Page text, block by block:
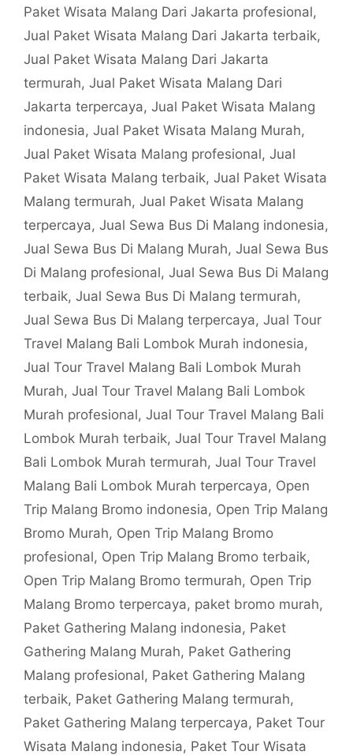
Paket Wisata Malang Dari Jakarta profesional,
Jual Paket Wisata Malang Dari Jakarta terbaik,
Jual Paket Wisata Malang Dari Jakarta
termurah, Jual Paket Wisata Malang Dari
Jakarta terpercaya, Jual Paket Wisata Malang
indonesia, Jual Paket Wisata Malang Murah,
Jual Paket Wisata Malang profesional, Jual
Paket Wisata Malang terbaik, Jual Paket Wisata
Malang termurah, Jual Paket Wisata Malang
terpercaya, Jual Sewa Bus Di Malang indonesia,
Jual Sewa Bus Di Malang Murah, Jual Sewa Bus
Di Malang profesional, Jual Sewa Bus Di Malang
terbaik, Jual Sewa Bus Di Malang termurah,
Jual Sewa Bus Di Malang terpercaya, Jual Tour
Travel Malang Bali Lombok Murah indonesia,
Jual Tour Travel Malang Bali Lombok Murah
Murah, Jual Tour Travel Malang Bali Lombok
Murah profesional, Jual Tour Travel Malang Bali
Lombok Murah terbaik, Jual Tour Travel Malang
Bali Lombok Murah termurah, Jual Tour Travel
Malang Bali Lombok Murah terpercaya, Open
Trip Malang Bromo indonesia, Open Trip Malang
Bromo Murah, Open Trip Malang Bromo
profesional, Open Trip Malang Bromo terbaik,
Open Trip Malang Bromo termurah, Open Trip
Malang Bromo terpercaya, paket bromo murah,
Paket Gathering Malang indonesia, Paket
Gathering Malang Murah, Paket Gathering
Malang profesional, Paket Gathering Malang
terbaik, Paket Gathering Malang termurah,
Paket Gathering Malang terpercaya, Paket Tour
Wisata Malang indonesia, Paket Tour Wisata